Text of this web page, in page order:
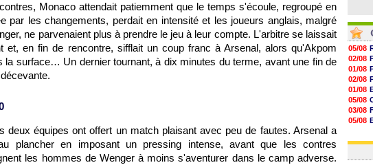
Monaco attendait patiemment que le temps s'écoule, regroupé en
par les changements, perdait en intensité et les joueurs anglais, malgré
ne parvenaient plus à prendre le jeu à leur compte. L'arbitre se laissait
et, en fin de rencontre, sifflait un coup franc à Arsenal, alors qu'Akpom
la surface… Un dernier tournant, à dix minutes du terme, avant une fin de
deux équipes ont offert un match plaisant avec peu de fautes. Arsenal a
plancher en imposant un pressing intense, avant que les contres
les hommes de Wenger à moins s'aventurer dans le camp adverse.
05/08
02/08
01/08
02/08
01/08
05/08
03/08
05/08
03/08